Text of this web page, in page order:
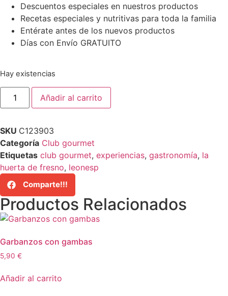
Descuentos especiales en nuestros productos
Recetas especiales y nutritivas para toda la familia
Entérate antes de los nuevos productos
Días con Envío GRATUITO
Hay existencias
Añadir al carrito
SKU C123903
Categoría Club gourmet
Etiquetas club gourmet, experiencias, gastronomía, la
huerta de fresno, leonesp
Comparte!!!
Productos Relacionados
Garbanzos con gambas
5,90 €
Añadir al carrito